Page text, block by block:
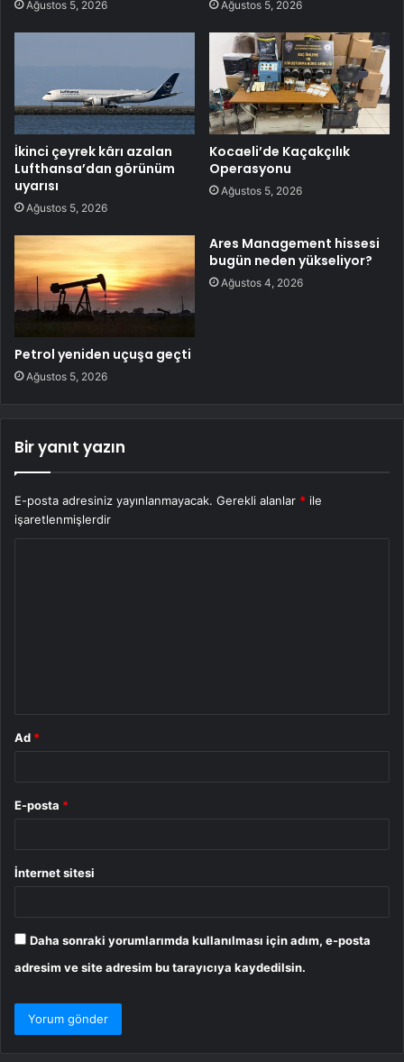
Ağustos 5, 2026 Ağustos 5, 2026
İkinci çeyrek kârı azalan
Lufthansa’dan görünüm
uyarısı
Ağustos 5, 2026
Kocaeli’de Kaçakçılık
Operasyonu
Ağustos 5, 2026
Petrol yeniden uçuşa geçti
Ağustos 5, 2026
Ares Management hissesi
bugün neden yükseliyor?
Ağustos 4, 2026
Bir yanıt yazın
E-posta adresiniz yayınlanmayacak. Gerekli alanlar * ile
işaretlenmişlerdir
Ad *
E-posta *
İnternet sitesi
Daha sonraki yorumlarımda kullanılması için adım, e-posta
adresim ve site adresim bu tarayıcıya kaydedilsin.